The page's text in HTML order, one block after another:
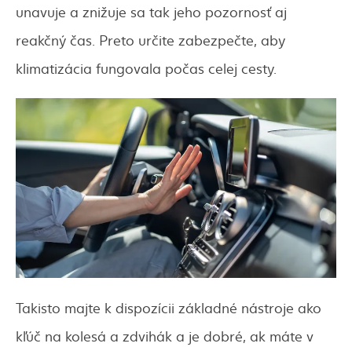
unavuje a znižuje sa tak jeho pozornosť aj
reakčný čas. Preto určite zabezpečte, aby
klimatizácia fungovala počas celej cesty.
Takisto majte k dispozícii základné nástroje ako
kľúč na kolesá a zdvihák a je dobré, ak máte v